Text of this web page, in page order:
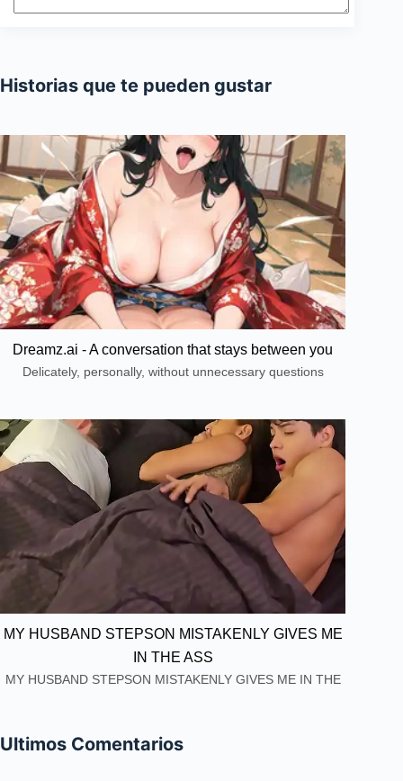
Historias que te pueden gustar
Dreamz.ai - A conversation that stays between you
Delicately, personally, without unnecessary questions
MY HUSBAND STEPSON MISTAKENLY GIVES ME
IN THE ASS
MY HUSBAND STEPSON MISTAKENLY GIVES ME IN THE
Ultimos Comentarios